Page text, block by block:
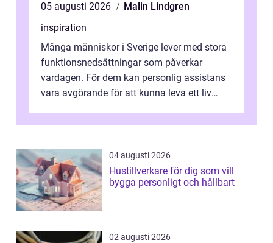
05 augusti 2026
Malin Lindgren
inspiration
Många människor i Sverige lever med stora
funktionsnedsättningar som påverkar
vardagen. För dem kan personlig assistans
vara avgörande för att kunna leva ett liv
04 augusti 2026
Hustillverkare för dig som vill
bygga personligt och hållbart
02 augusti 2026